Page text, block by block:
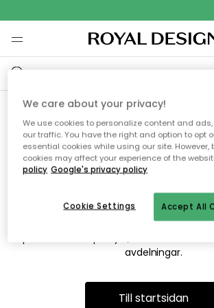
Vi hittar tyvärr inte
söker
Detta kan bero på att sidan inte längre
flyttats. Vi ber om ursäkt för besväret. I
prova att söka på nytt, eller besöka en
avdelningar.
Till startsidan
We care about your privacy!
We use cookies to personalize content and
our traffic. You have the right and option to opt
essential cookies while using our site. However,
cookies may affect your experience of the
policy Google's privacy policy
Accept All
Cookie Settings